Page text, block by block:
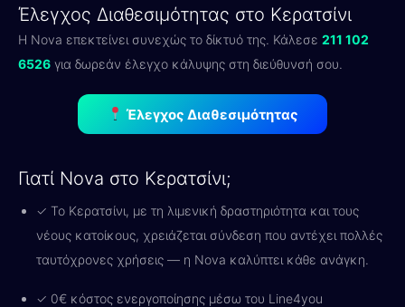
Έλεγχος Διαθεσιμότητας στο Κερατσίνι
Η Nova επεκτείνει συνεχώς το δίκτυό της. Κάλεσε 211 102
6526 για δωρεάν έλεγχο κάλυψης στη διεύθυνσή σου.
Έλεγχος Διαθεσιμότητας
Γιατί Nova στο Κερατσίνι;
✓ Το Κερατσίνι, με τη λιμενική δραστηριότητα και τους
νέους κατοίκους, χρειάζεται σύνδεση που αντέχει πολλές
ταυτόχρονες χρήσεις — η Nova καλύπτει κάθε ανάγκη.
✓ 0€ κόστος ενεργοποίησης μέσω του Line4you